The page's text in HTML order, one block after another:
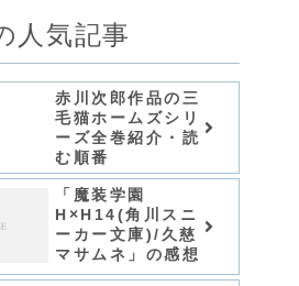
らすじ・感想
人気記事
赤川次郎作品の三
毛猫ホームズシリ
ーズ全巻紹介・読
む順番
「魔装学園
H×H14(角川スニ
ーカー文庫)/久慈
マサムネ」の感想